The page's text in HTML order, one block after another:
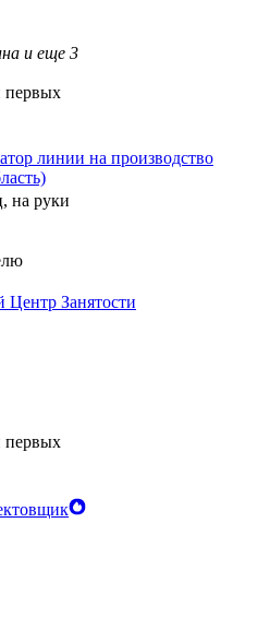
и еще 3
первых
линии на производство
на руки
Занятости
первых